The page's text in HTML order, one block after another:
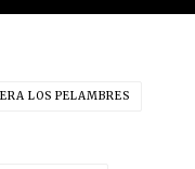
LOS PELAMBRES